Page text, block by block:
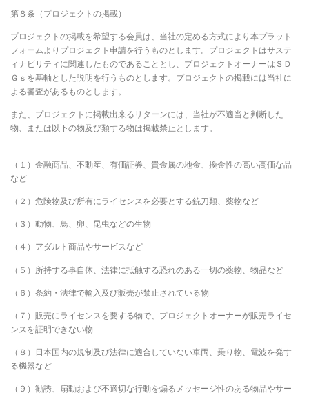
第８条（プロジェクトの掲載）
プロジェクトの掲載を希望する会員は、当社の定める方式により本プラット
フォームよりプロジェクト申請を行うものとします。プロジェクトはサステ
ィナビリティに関連したものであることとし、プロジェクトオーナーはＳＤ
Ｇｓを基軸とした説明を行うものとします。プロジェクトの掲載には当社に
よる審査があるものとします。
また、プロジェクトに掲載出来るリターンには、当社が不適当と判断した
物、または以下の物及び類する物は掲載禁止とします。
（１）金融商品、不動産、有価証券、貴金属の地金、換金性の高い高価な品
など
（２）危険物及び所有にライセンスを必要とする銃刀類、薬物など
（３）動物、鳥、卵、昆虫などの生物
（４）アダルト商品やサービスなど
（５）所持する事自体、法律に抵触する恐れのある一切の薬物、物品など
（６）条約・法律で輸入及び販売が禁止されている物
（７）販売にライセンスを要する物で、プロジェクトオーナーが販売ライセ
ンスを証明できない物
（８）日本国内の規制及び法律に適合していない車両、乗り物、電波を発す
る機器など
（９）勧誘、扇動および不適切な行動を煽るメッセージ性のある物品やサー